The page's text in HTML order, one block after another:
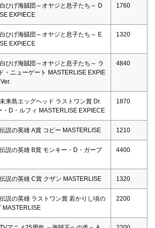
ひげ海賊団～オヤジと息子たち～ D
EXPIECE
1760
ひげ海賊団～オヤジと息子たち～ E
EXPIECE
1320
ひげ海賊団～オヤジと息子たち～ ラ
・ニューゲート MASTERLISE EXPIE
4840
来島エッグヘッド ラストワン賞 Dr.
・D・ルフィ MASTERLISE EXPIECE
1870
説の英雄 A賞 コビー MASTERLISE 1210
説の英雄 B賞 モンキー・D・ガープ
4400
説の英雄 C賞 クザン MASTERLISE 1320
説の英雄 ラストワン賞 若かりし頃の
MASTERLISE
2200